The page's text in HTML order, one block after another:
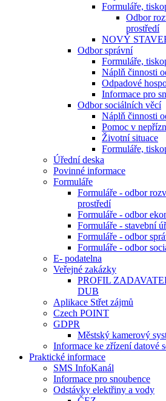
Formuláře,
Odbor
prostředí
NOVÝ
Odbor správní
Formuláře,
Náplň činnosti
Odpadové
Informace pro
Odbor sociálních věcí
Náplň činnosti
Pomoc v
Životní situace
Formuláře,
Úřední deska
Povinné informace
Formuláře
Formuláře - odbor
prostředí
Formuláře - odbor
Formuláře - stavební
Formuláře - odbor
Formuláře - odbor
E- podatelna
Veřejné zakázky
PROFIL
DUB
Aplikace Střet zájmů
Czech POINT
GDPR
Městský kamerový
Informace ke zřízení datové
Praktické informace
SMS InfoKanál
Informace pro snoubence
Odstávky elektřiny a vody